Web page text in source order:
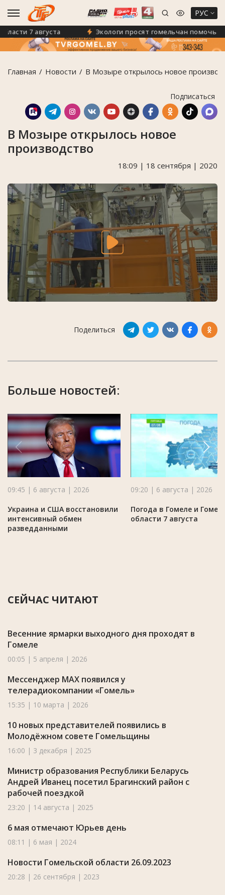
РУС
7 августа Экологи просят гомельчан помочь
Главная Новости В Мозыре открылось новое
Подписаться
В Мозыре открылось новое
производство
18:09 | 18 сентября | 2020
Поделиться
Больше новостей:
09:45 | 6 августа | 2026
Украина и США восстановили
интенсивный обмен
разведданными
09:20 | 6 августа | 2026
Погода в Гомеле и
области 7 августа
СЕЙЧАС ЧИТАЮТ
Весенние ярмарки выходного дня проходят в
Гомеле
00:05 | 5 апреля | 2026
Мессенджер MAX появился у
телерадиокомпании «Гомель»
15:35 | 10 марта | 2026
10 новых представителей появились в
Молодёжном совете Гомельщины
16:00 | 3 декабря | 2025
Министр образования Республики Беларусь
Андрей Иванец посетил Брагинский район с
рабочей поездкой
23:20 | 14 августа | 2025
6 мая отмечают Юрьев день
08:11 | 6 мая | 2024
Новости Гомельской области 26.09.2023
20:28 | 26 сентября | 2023